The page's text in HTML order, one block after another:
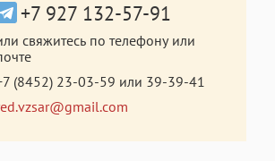
+7 927 132-57-91
свяжитесь по телефону или
(8452) 23-03-59 или 39-39-41